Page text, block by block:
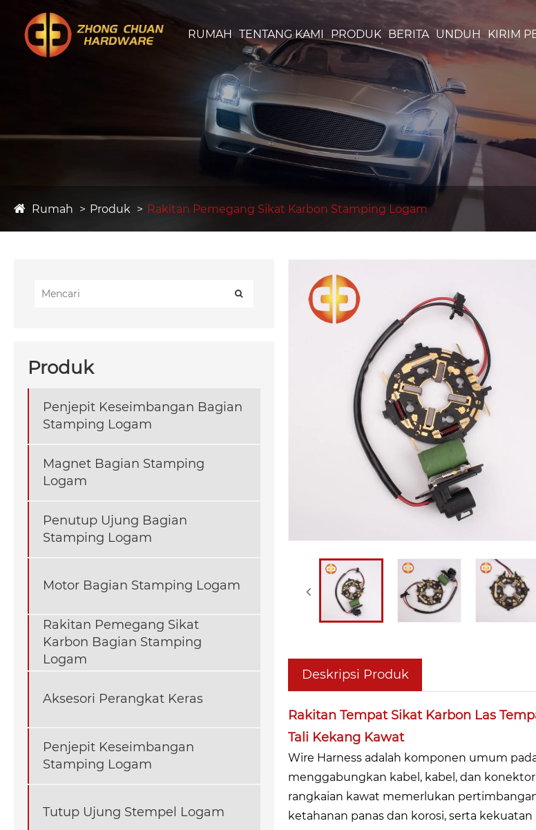
RUMAH TENTANG KAMI PRODUK BERITA UNDUH KIRIM
Rumah Produk Rakitan Pemegang Sikat Karbon Stamping Logam
Produk
Penjepit Keseimbangan Bagian
Stamping Logam
Magnet Bagian Stamping
Logam
Penutup Ujung Bagian
Stamping Logam
Motor Bagian Stamping Logam
Rakitan Pemegang Sikat
Karbon Bagian Stamping
Logam
Aksesori Perangkat Keras
Penjepit Keseimbangan
Stamping Logam
Tutup Ujung Stempel Logam
Deskripsi Produk
Rakitan Tempat Sikat Karbon Las
Tali Kekang Kawat
Wire Harness adalah komponen umum
menggabungkan kabel, kabel, dan
rangkaian kawat memerlukan
ketahanan panas dan korosi, serta